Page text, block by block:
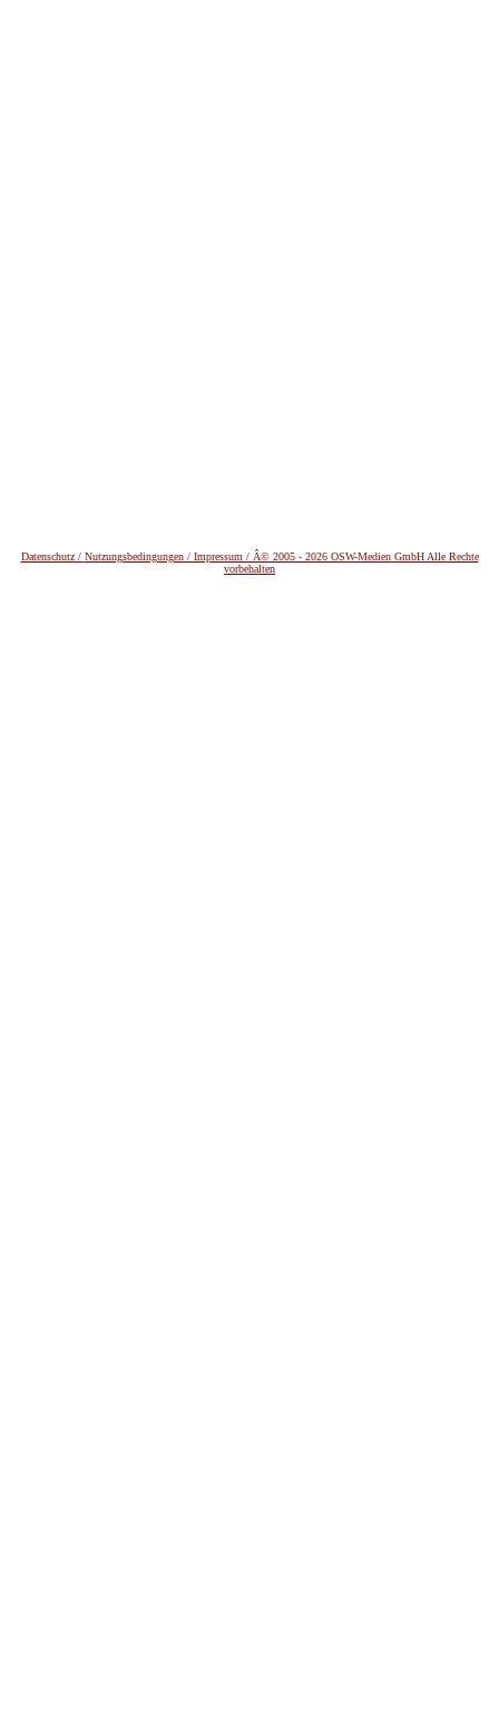
Datenschutz / Nutzungsbedingungen / Impressum / Â© 2005 - 2026 OSW-Medien GmbH Alle Rechte
vorbehalten